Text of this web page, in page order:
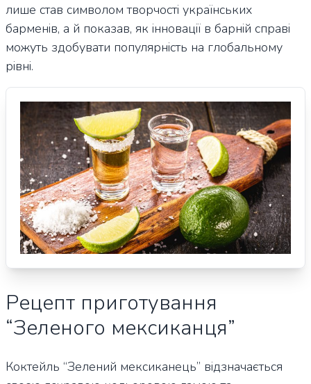
лише став символом творчості українських
барменів, а й показав, як інновації в барній справі
можуть здобувати популярність на глобальному
рівні.
Рецепт приготування
“Зеленого мексиканця”
Коктейль “Зелений мексиканець” відзначається